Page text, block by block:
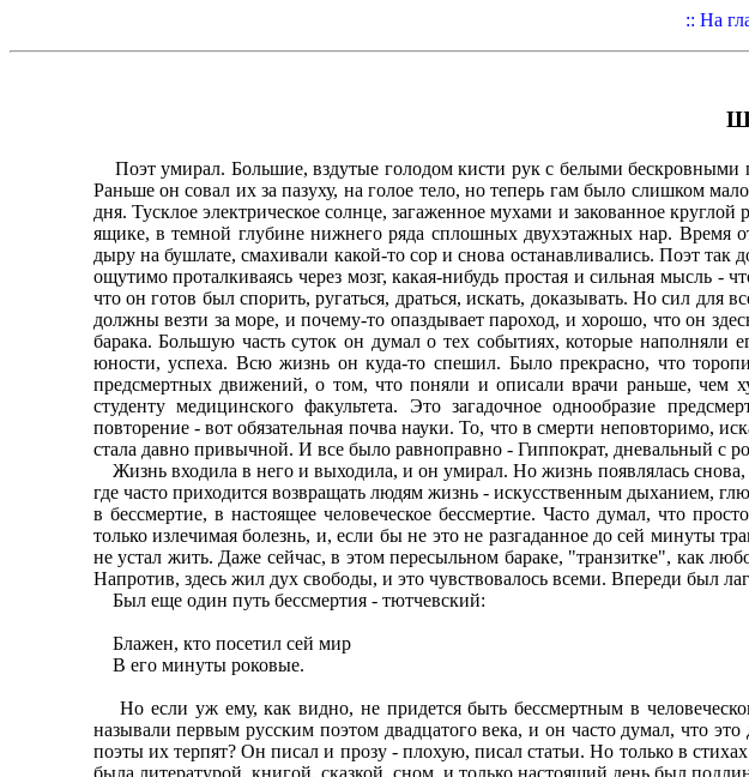
:: На
Поэт умирал. Большие, вздутые голодом кисти рук с белыми бескровными
Раньше он совал их за пазуху, на голое тело, но теперь гам было слишком
дня. Тусклое электрическое солнце, загаженное мухами и закованное
ящике, в темной глубине нижнего ряда сплошных двухэтажных нар. Время
дыру на бушлате, смахивали какой-то сор и снова останавливались. Поэт
ощутимо проталкиваясь через мозг, какая-нибудь простая и сильная мысль
что он готов был спорить, ругаться, драться, искать, доказывать. Но сил
должны везти за море, и почему-то опаздывает пароход, и хорошо, что он
барака. Большую часть суток он думал о тех событиях, которые наполняли
юности, успеха. Всю жизнь он куда-то спешил. Было прекрасно, что
предсмертных движений, о том, что поняли и описали врачи раньше, чем
студенту медицинского факультета. Это загадочное однообразие
повторение - вот обязательная почва науки. То, что в смерти неповторимо,
стала давно привычной. И все было равноправно - Гиппократ, дневальный с
Жизнь входила в него и выходила, и он умирал. Но жизнь появлялась
где часто приходится возвращать людям жизнь - искусственным дыханием,
в бессмертие, в настоящее человеческое бессмертие. Часто думал, что
только излечимая болезнь, и, если бы не это не разгаданное до сей минуты
не устал жить. Даже сейчас, в этом пересыльном бараке, "транзитке", как
Напротив, здесь жил дух свободы, и это чувствовалось всеми. Впереди был
Был еще один путь бессмертия - тютчевский:
Блажен, кто посетил сей мир
В его минуты роковые.
Но если уж ему, как видно, не придется быть бессмертным в
называли первым русским поэтом двадцатого века, и он часто думал, что
поэты их терпят? Он писал и прозу - плохую, писал статьи. Но только в